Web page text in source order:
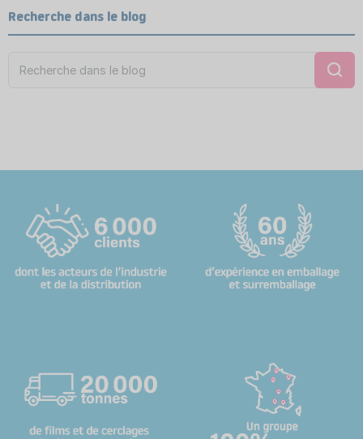
Recherche dans le blog